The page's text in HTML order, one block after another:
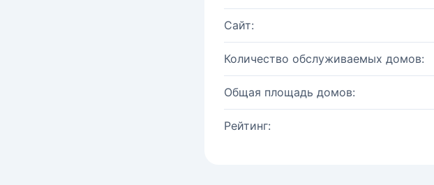
Сайт:
Количество обслуживаемых домов:
Общая площадь домов:
Рейтинг: